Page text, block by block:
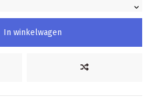
In winkelwagen